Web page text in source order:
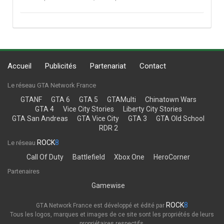
Accueil Publicités Partenariat Contact
Le réseau GTA Network France
GTANF GTA 6 GTA 5 GTAMulti
Chinatown Wars
GTA 4
Vice City Stories
Liberty City Stories
GTA San Andreas
GTA Vice City GTA 3
GTA Old School
RDR 2
Le réseau ROCK8
Call Of Duty
Battlefield Xbox One HeroCorner
Partenaires
Gamewise
GTA Network France est développé et édité par ROCK8
Tous les logos, marques et images de ce site sont les propriétés de leurs